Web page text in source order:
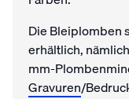
Die Bleiplomben
erhältlich,
mm-
Gravuren/